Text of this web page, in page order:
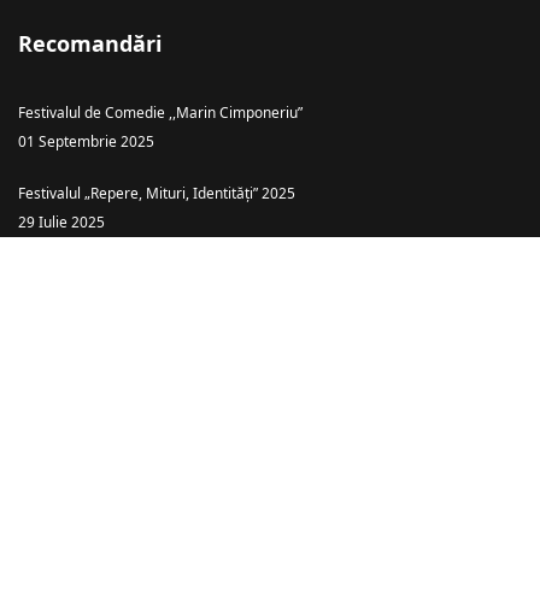
Recomandări
Festivalul de Comedie ,,Marin Cimponeriu”
01 Septembrie 2025
Festivalul „Repere, Mituri, Identități” 2025
29 Iulie 2025